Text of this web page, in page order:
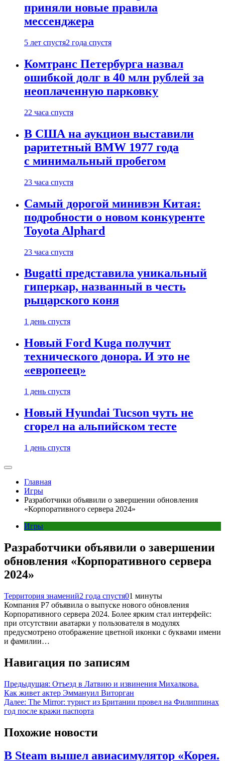
приняли новые правила
мессенджера
5 лет спустя2 года спустя
Комтранс Петербурга назвал
ошибкой долг в 40 млн рублей за
неоплаченную парковку
22 часа спустя
В США на аукцион выставили
раритетный BMW 1977 года
с минимальный пробегом
23 часа спустя
Самый дорогой минивэн Китая:
подробности о новом конкуренте
Toyota Alphard
23 часа спустя
Bugatti представила уникальный
гиперкар, названный в честь
рыцарского коня
1 день спустя
Новый Ford Kuga получит
технического донора. И это не
«европеец»
1 день спустя
Новый Hyundai Tucson чуть не
сгорел на альпийском тесте
1 день спустя
Главная
Игры
Разработчики объявили о завершении обновления
«Корпоративного сервера 2024»
Игры
Разработчики объявили о завершении
обновления «Корпоративного сервера
2024»
Территория знамений2 года спустя01 минуты
Компания Р7 объявила о выпуске нового обновления
Корпоративного сервера 2024. Более ярким стал интерфейс:
при отсутствии аватарки у пользователя в модулях
предусмотрено отображение цветной иконки с буквами имени
и фамилии…
Навигация по записям
Предыдущая: Отъезд в Латвию и извинения Михалкова.
Как живет актер Эммануил Виторган
Далее: The Mirror: турист из Британии провел на Филиппинах
год после кражи паспорта
Похожие новости
В Steam вышел авиасимулятор «Корея.